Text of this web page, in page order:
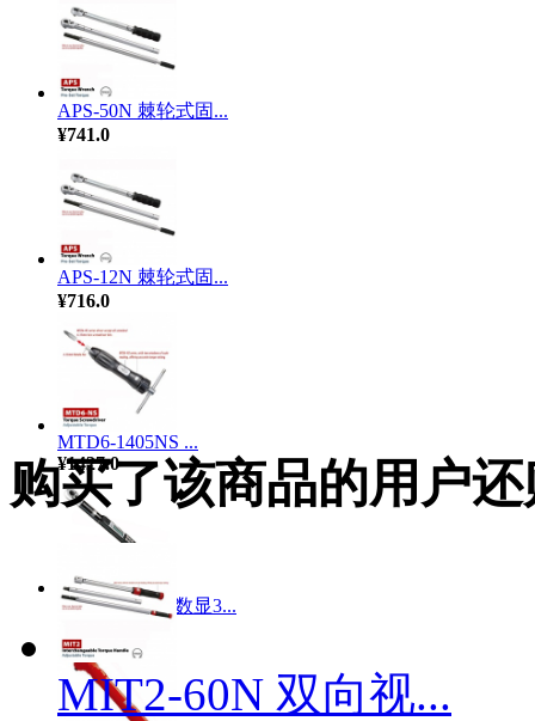
APS-50N 棘轮式固...
¥741.0
APS-12N 棘轮式固...
¥716.0
MTD6-1405NS ...
¥1427.0
MET-30N双向数显3...
购买了该商品的用户
MIT2-60N 双向视...